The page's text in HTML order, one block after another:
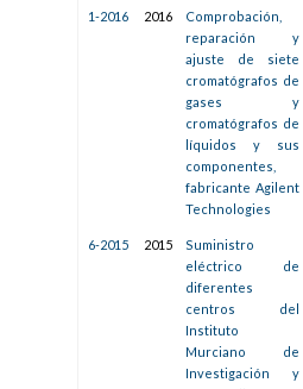
1-2016 2016
Comprobación,
reparación y
ajuste de siete
cromatógrafos de
gases y
cromatógrafos de
líquidos y sus
componentes,
fabricante Agilent
Technologies
6-2015 2015
Suministro
eléctrico de
diferentes
centros del
Instituto
Murciano de
Investigación y